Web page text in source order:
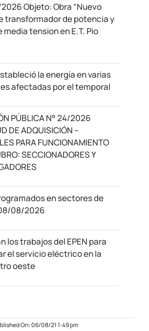
2026 Objeto: Obra “Nuevo
transformador de potencia y
media tension en E.T. Pio
la energía en varias
afectadas por el temporal
PÚBLICA N° 24/2026
DE ADQUISICIÓN –
PARA FUNCIONAMIENTO
SECCIONADORES Y
en sectores de
08/2026
los trabajos del EPEN para
el servicio eléctrico en la
oeste
On: 06/08/21 1:49 pm